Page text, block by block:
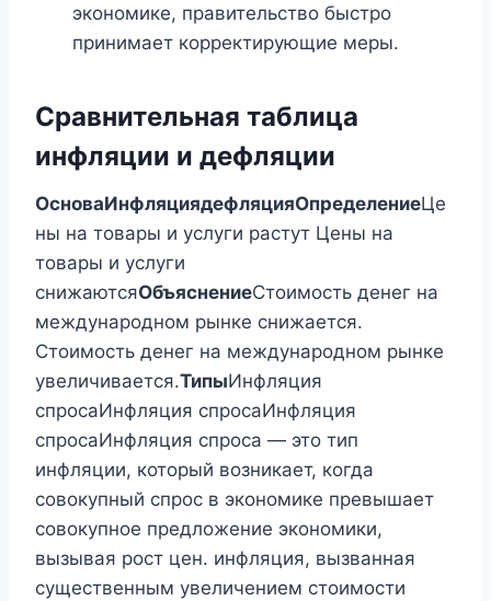
экономике, правительство быстро
принимает корректирующие меры.
Сравнительная таблица
инфляции и дефляции
ОсноваИнфляциядефляцияОпределениеЦе
ны на товары и услуги растут Цены на
товары и услуги
снижаютсяОбъяснениеСтоимость денег на
международном рынке снижается.
Стоимость денег на международном рынке
увеличивается.ТипыИнфляция
спросаИнфляция спросаИнфляция
спросаИнфляция спроса — это тип
инфляции, который возникает, когда
совокупный спрос в экономике превышает
совокупное предложение экономики,
вызывая рост цен. инфляция, вызванная
существенным увеличением стоимости